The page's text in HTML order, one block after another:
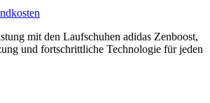
mit den Laufschuhen adidas Zenboost,
und fortschrittliche Technologie für jeden